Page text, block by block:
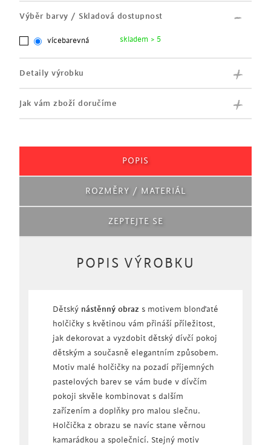
Výběr barvy / Skladová dostupnost
vícebarevná skladem > 5
Detaily výrobku
Jak vám zboží doručíme
POPIS
ROZMĚRY / MATERIÁL
ZEPTEJTE SE
POPIS VÝROBKU
Dětský nástěnný obraz s motivem blonďaté
holčičky s květinou vám přináší příležitost,
jak dekorovat a vyzdobit dětský dívčí pokoj
dětským a současně elegantním způsobem.
Motiv malé holčičky na pozadí příjemných
pastelových barev se vám bude v dívčím
pokoji skvěle kombinovat s dalším
zařízením a doplňky pro malou slečnu.
Holčička z obrazu se navíc stane věrnou
kamarádkou a společnicí. Stejný motiv